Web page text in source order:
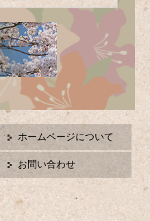
ホームページについて
お問い合わせ